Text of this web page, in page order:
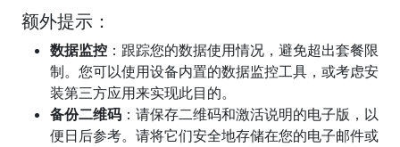
额外提示：
数据监控 ：跟踪您的数据使用情况，避免超出套餐限
制。您可以使用设备内置的数据监控工具，或考虑安
装第三方应用来实现此目的。
备份二维码 ：请保存二维码和激活说明的电子版，以
便日后参考。请将它们安全地存储在您的电子邮件或